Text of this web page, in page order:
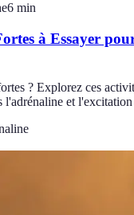
6 min
à Essayer
? Explorez ces
l'adrénaline et